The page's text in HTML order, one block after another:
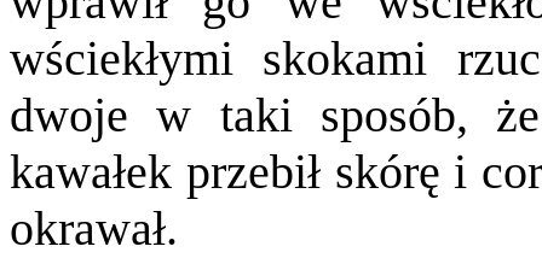
wściekłymi skokami
dwoje w taki sposób,
kawałek przebił skórę i
okrawał.